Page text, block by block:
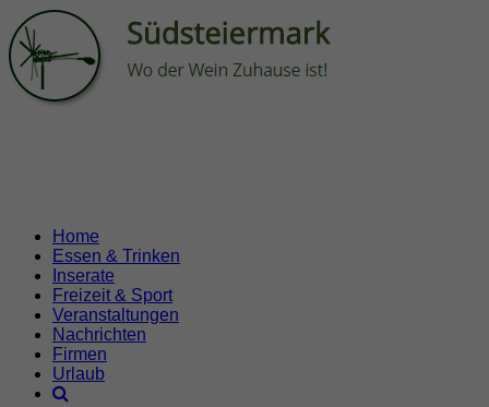
Home
Essen & Trinken
Inserate
Freizeit & Sport
Veranstaltungen
Nachrichten
Firmen
Urlaub